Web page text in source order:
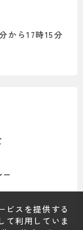
ビスを提供する
て利用していま
から17時15分
ー